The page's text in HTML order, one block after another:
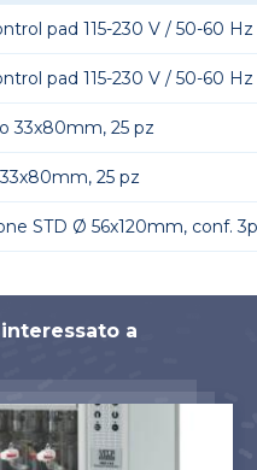
pad 115-230 V / 50-60 Hz
pad 115-230 V / 50-60 Hz
33x80mm, 25 pz
25 pz
STD Ø 56x120mm, conf.
a